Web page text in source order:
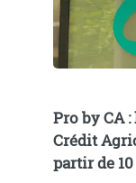
Pro by CA
Crédit
partir de